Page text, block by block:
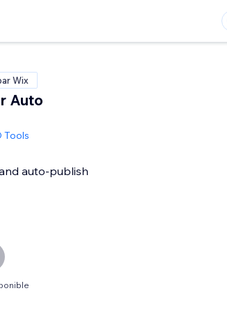
Wix
Auto
Tools
auto-publish